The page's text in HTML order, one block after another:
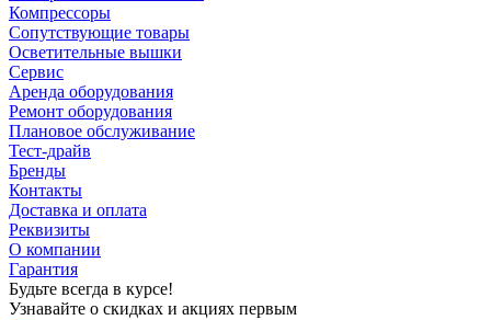
Компрессоры
Сопутствующие товары
Осветительные вышки
Сервис
Аренда оборудования
Ремонт оборудования
Плановое обслуживание
Тест-драйв
Бренды
Контакты
Доставка и оплата
Реквизиты
О компании
Гарантия
Будьте всегда в курсе!
Узнавайте о скидках и акциях первым